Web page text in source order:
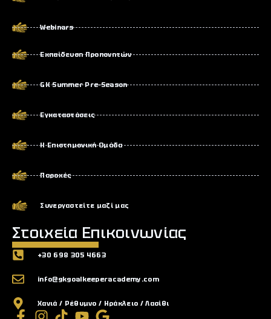
Webinars
Εκπαίδευση Προπονητών
GK Summer Pre-Season
Εγκαταστάσεις
Η Επιστημονική Ομάδα
Παροχές
Συνεργαστείτε μαζί μας
Στοιχεία Επικοινωνίας
+30 698 305 4663
info@gkgoalkeeperacademy.com
Χανιά / Ρέθυμνο / Ηράκλειο / Λασίθι